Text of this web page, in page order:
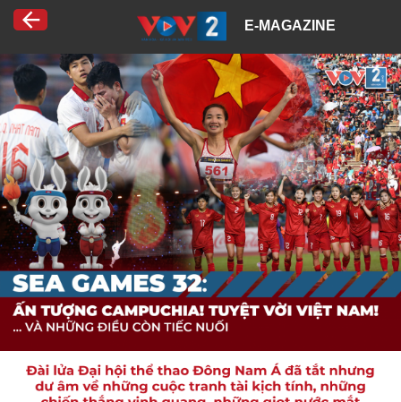
E-MAGAZINE